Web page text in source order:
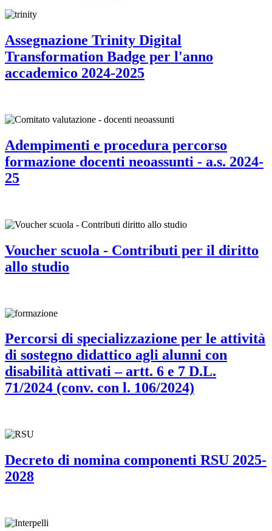
Assegnazione Trinity Digital
Transformation Badge per l'anno
accademico 2024-2025
Adempimenti e procedura percorso
formazione docenti neoassunti - a.s. 2024-
25
Voucher scuola - Contributi per il diritto
allo studio
Percorsi di specializzazione per le attività
di sostegno didattico agli alunni con
disabilità attivati – artt. 6 e 7 D.L.
71/2024 (conv. con l. 106/2024)
Decreto di nomina componenti RSU 2025-
2028